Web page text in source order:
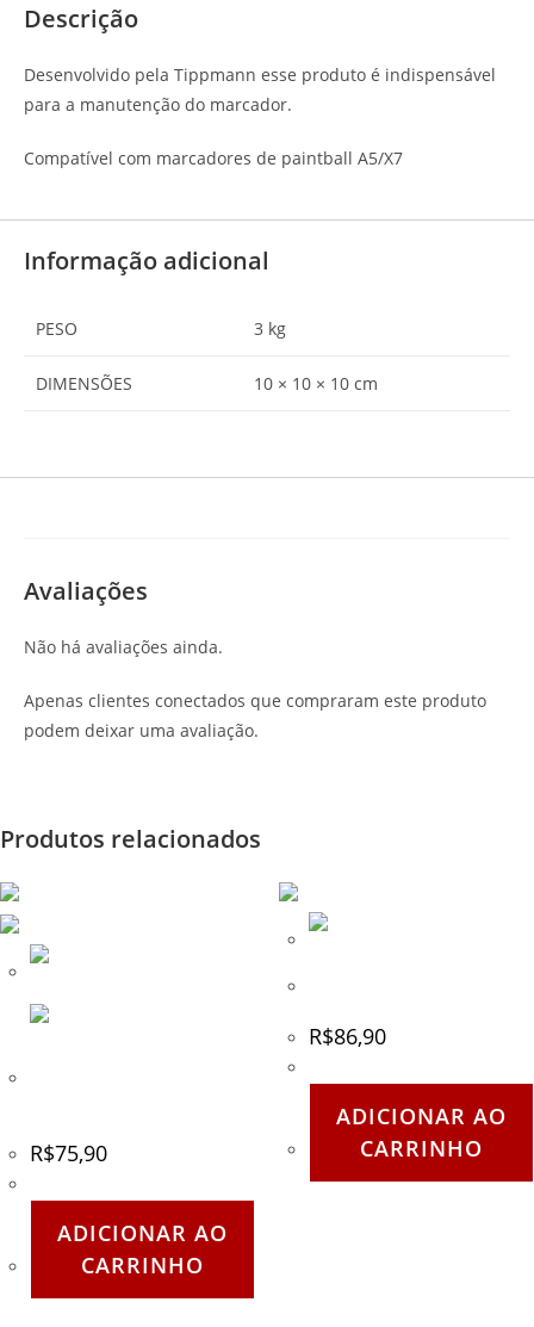
Descrição
Desenvolvido pela Tippmann esse produto é indispensável
para a manutenção do marcador.
Compatível com marcadores de paintball A5/X7
Informação adicional
PESO 3 kg
DIMENSÕES 10 × 10 × 10 cm
Avaliações
Não há avaliações ainda.
Apenas clientes conectados que compraram este produto
podem deixar uma avaliação.
Produtos relacionados
R$75,90
ADICIONAR AO
CARRINHO
R$86,90
ADICIONAR AO
CARRINHO